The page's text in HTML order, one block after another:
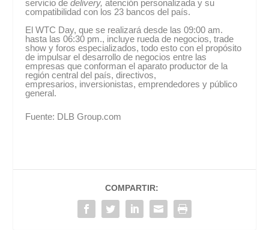
servicio dedelivery,atención personalizada y su
compatibilidad con los 23 bancos del país.
El WTC Day, que se realizará desde las 09:00 am.
hasta las 06:30 pm., incluye rueda de negocios, trade
show y foros especializados, todo esto con el propósito
de impulsar el desarrollo de negocios entre las
empresas que conforman el aparato productor de la
región central del país, directivos,
empresarios, inversionistas, emprendedores y público
general.
Fuente: DLB Group.com
COMPARTIR: